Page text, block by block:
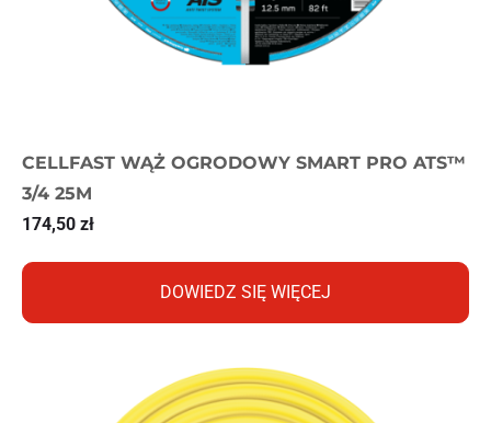
CELLFAST WĄŻ OGRODOWY SMART PRO ATS™
3/4 25M
174,50 zł
DOWIEDZ SIĘ WIĘCEJ